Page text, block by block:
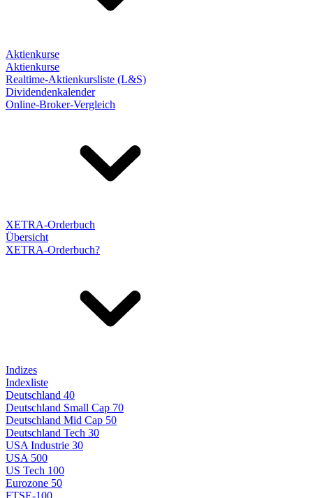
Aktienkurse
Aktienkurse
Realtime-Aktienkursliste (L&S)
Dividendenkalender
Online-Broker-Vergleich
XETRA-Orderbuch
Übersicht
XETRA-Orderbuch?
Indizes
Indexliste
Deutschland 40
Deutschland Small Cap 70
Deutschland Mid Cap 50
Deutschland Tech 30
USA Industrie 30
USA 500
US Tech 100
Eurozone 50
FTSE-100